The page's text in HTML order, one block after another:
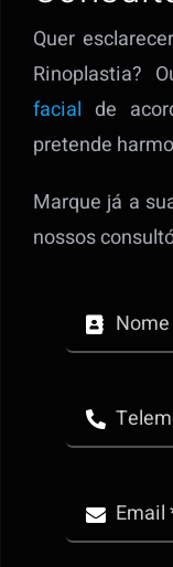
Quer
Rinoplastia?
facial de
pretende
Marque já a
nossos